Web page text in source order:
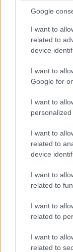
Google
I want to
related to
device
I want to
Google for
I want to
personalized
I want to
related to
device
I want to
related to
I want to
related to
I want to
related to
Απαντήστε
Όσο υπάρχουν
Απαντήστε
grgrgr
εγώ θέλω να
αφεντικού!!! .....
Απαντήστε